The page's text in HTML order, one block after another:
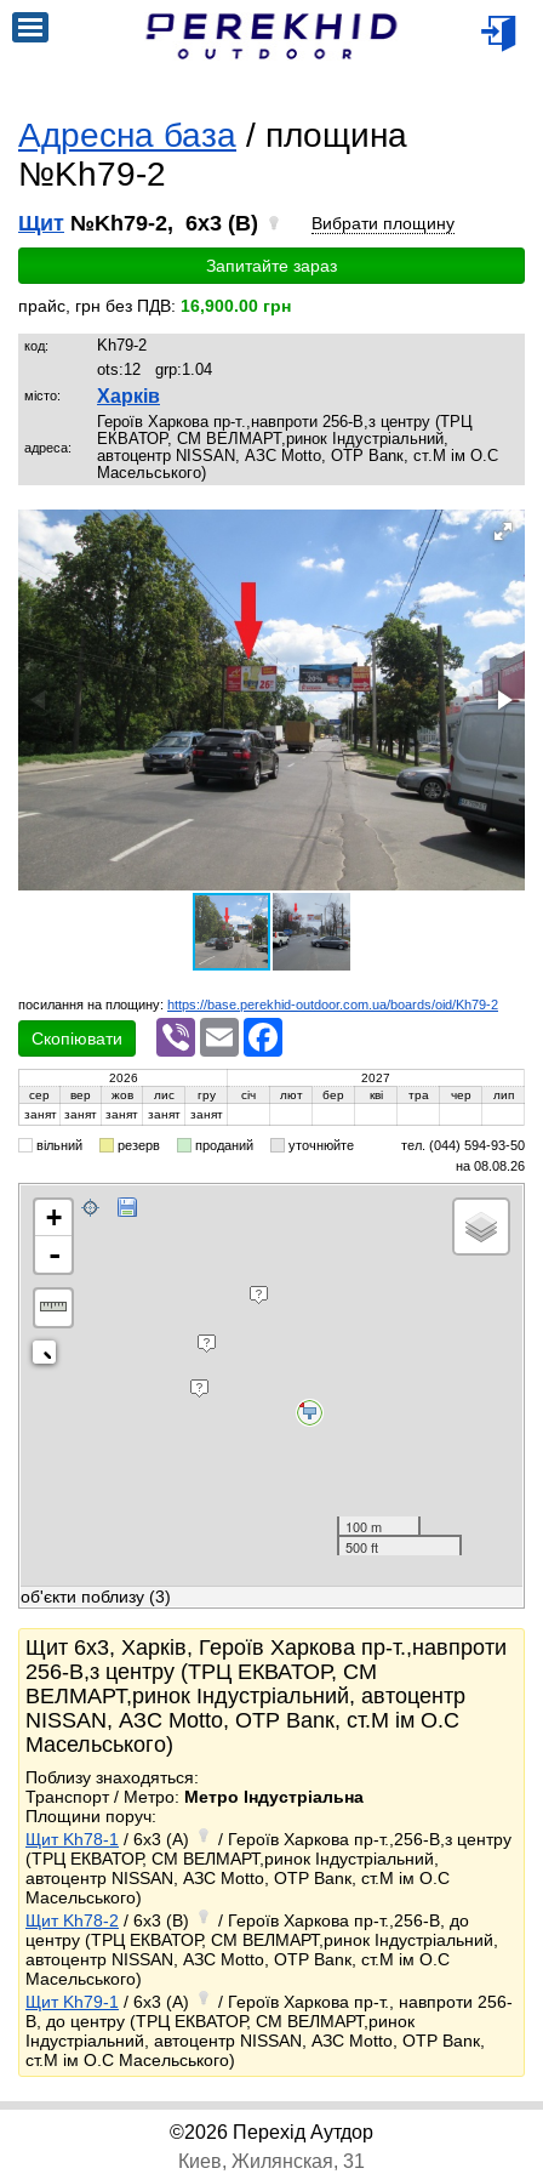
Адресна база / площина
№Kh79-2
Щит №Kh79-2, 6x3 (B) Вибрати площину
Запитайте зараз
прайс, грн без ПДВ: 16,900.00 грн
код:
Kh79-2
ots:12 grp:1.04
місто: Харків
адреса:
Героїв Харкова пр-т.,навпроти 256-В,з центру (ТРЦ
ЕКВАТОР, СМ ВЕЛМАРТ,ринок Індустріальний,
автоцентр NISSAN, АЗС Motto, ОТР Ваnк, ст.М ім О.С
Масельського)
посилання на площину: https://base.perekhid-outdoor.com.ua/boards/oid/Kh79-2
Скопіювати
Viber Email
2026
2027
сер
вер жов лис гру січ лют бер кві тра чер
лип
занят занят занят занят занят
вільний резерв проданий уточнюйте
тел. (044) 594-93-50
на 08.08.26
+
-
100 m
500 ft
об'єкти поблизу (3)
Щит 6x3, Харків, Героїв Харкова пр-т.,навпроти
256-В,з центру (ТРЦ ЕКВАТОР, СМ
ВЕЛМАРТ,ринок Індустріальний, автоцентр
NISSAN, АЗС Motto, ОТР Ваnк, ст.М ім О.С
Масельського)
Поблизу знаходяться:
Транспорт / Метро: Метро Індустріальна
Площини поруч:
Щит Kh78-1 / 6x3 (A)
/ Героїв Харкова пр-т.,256-В,з центру
(ТРЦ ЕКВАТОР, СМ ВЕЛМАРТ,ринок Індустріальний,
автоцентр NISSAN, АЗС Motto, ОТР Ваnк, ст.М ім О.С
Масельського)
Щит Kh78-2 / 6x3 (B)
/ Героїв Харкова пр-т.,256-В, до
центру (ТРЦ ЕКВАТОР, СМ ВЕЛМАРТ,ринок Індустріальний,
автоцентр NISSAN, АЗС Motto, ОТР Ваnк, ст.М ім О.С
Масельського)
Щит Kh79-1 / 6x3 (A)
/ Героїв Харкова пр-т., навпроти 256-
В, до центру (ТРЦ ЕКВАТОР, СМ ВЕЛМАРТ,ринок
Індустріальний, автоцентр NISSAN, АЗС Motto, ОТР Ваnк,
ст.М ім О.С Масельського)
©2026 Перехід Аутдор
Киев, Жилянская, 31